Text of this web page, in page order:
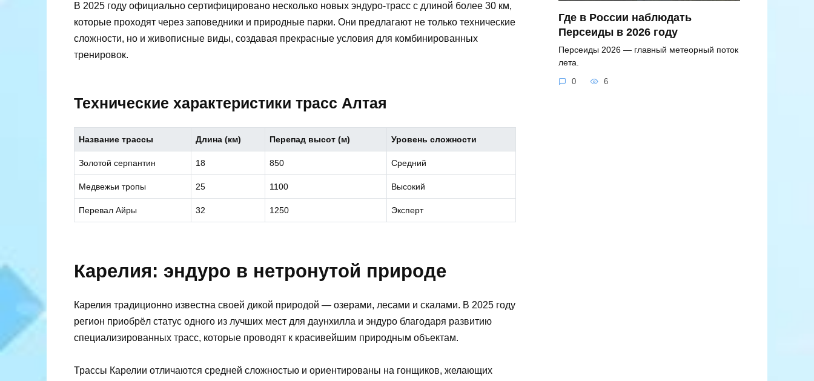
В 2025 году официально сертифицировано несколько новых эндуро-трасс с длиной более 30 км,
которые проходят через заповедники и природные парки. Они предлагают не только технические
сложности, но и живописные виды, создавая прекрасные условия для комбинированных
тренировок.
Технические характеристики трасс Алтая
Название трассы Длина (км) Перепад высот (м) Уровень сложности
Золотой серпантин 18 850 Средний
Медвежьи тропы 25 1100 Высокий
Перевал Айры 32 1250 Эксперт
Карелия: эндуро в нетронутой природе
Карелия традиционно известна своей дикой природой — озерами, лесами и скалами. В 2025 году
регион приобрёл статус одного из лучших мест для даунхилла и эндуро благодаря развитию
специализированных трасс, которые проводят к красивейшим природным объектам.
Трассы Карелии отличаются средней сложностью и ориентированы на гонщиков, желающих
Где в России наблюдать
Персеиды в 2026 году
Персеиды 2026 — главный метеорный поток
лета.
0 6